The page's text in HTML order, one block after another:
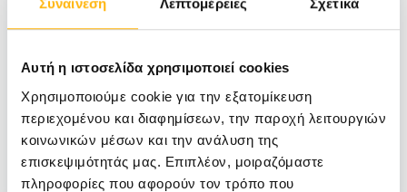
Συναίνεση Λεπτομέρειες Σχετικά
Αυτή η ιστοσελίδα χρησιμοποιεί cookies
Χρησιμοποιούμε cookie για την εξατομίκευση
περιεχομένου και διαφημίσεων, την παροχή λειτουργιών
κοινωνικών μέσων και την ανάλυση της
επισκεψιμότητάς μας. Επιπλέον, μοιραζόμαστε
πληροφορίες που αφορούν τον τρόπο που
Τεύχος 36
Δείτε το τεύχος